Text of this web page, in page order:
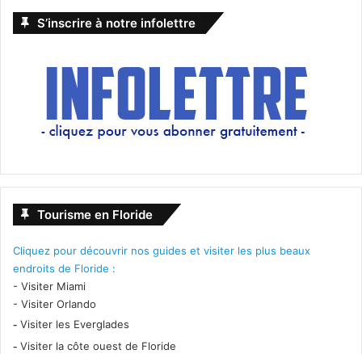
S’inscrire à notre infolettre
Tourisme en Floride
Cliquez pour découvrir nos guides et visiter les plus beaux
endroits de Floride :
- Visiter Miami
- Visiter Orlando
- Visiter les Everglades
- Visiter la côte ouest de Floride